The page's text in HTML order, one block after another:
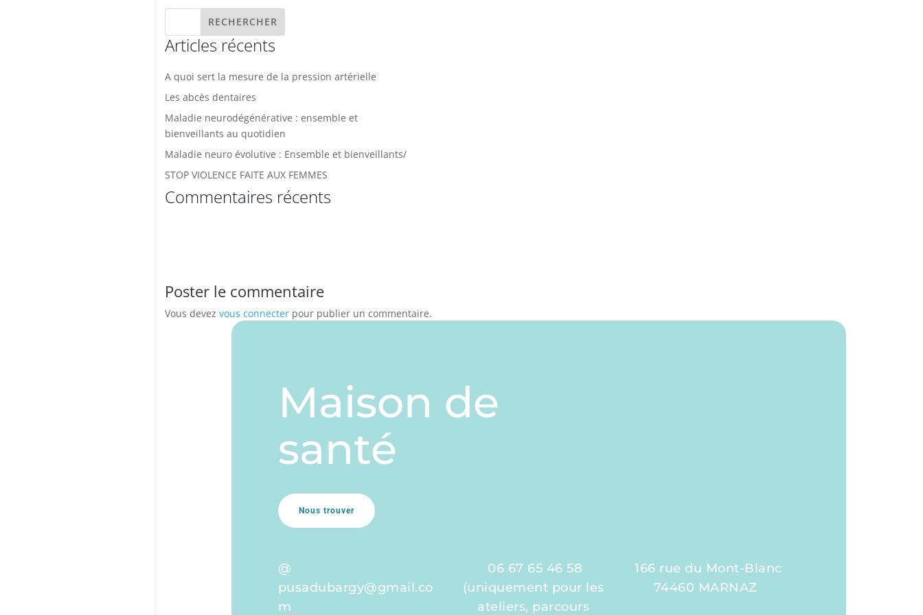
Articles récents
A quoi sert la mesure de la pression artérielle
Les abcès dentaires
Maladie neurodégénérative : ensemble et
bienveillants au quotidien
Maladie neuro évolutive : Ensemble et bienveillants/
STOP VIOLENCE FAITE AUX FEMMES
Commentaires récents
Poster le commentaire
Vous devez vous connecter pour publier un commentaire.
Maison de
santé
Nous trouver
@
pusadubargy@gmail.co
m
06 67 65 46 58
(uniquement pour les
ateliers, parcours
166 rue du Mont-Blanc
74460 MARNAZ